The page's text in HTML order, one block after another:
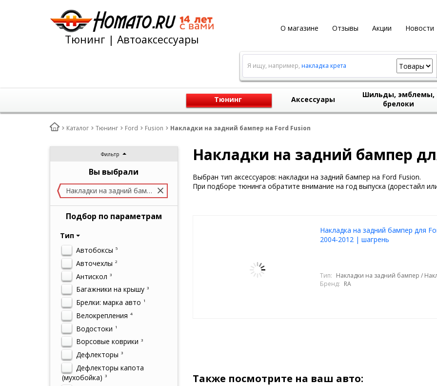
О магазине Отзывы Акции Новости
Тюнинг | Автоаксессуары
Я ищу, например, накладка крета
Тюнинг Аксессуары
Шильды, эмблемы,
брелоки
Каталог Тюнинг Ford Fusion Накладки на задний бампер на Ford Fusion
Фильтр
Вы выбрали
Накладки на задний бампер
Подбор по параметрам
Тип
Автобоксы 5
Авточехлы 2
Антискол 3
Багажники на крышу 3
Брелки: марка авто 1
Велокрепления 4
Водостоки 1
Ворсовые коврики 3
Дефлекторы 3
Дефлекторы капота
(мухобойка) 3
Накладки на задний бампер
Выбран тип аксессуаров: накладки на задний бампер на Ford Fusion.
При подборе тюнинга обратите внимание на год выпуска (дорестайл
Накладка на задний бампер для
2004-2012 | шагрень
Тип: Накладки на задний бампер /
Бренд: RA
Также посмотрите на ваш авто: